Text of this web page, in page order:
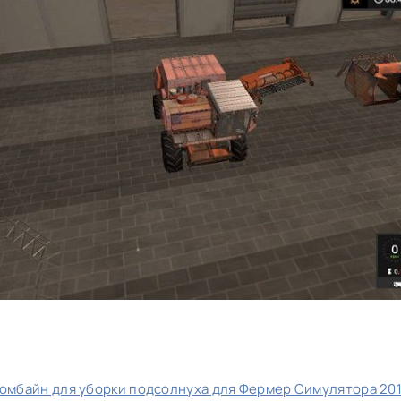
для уборки подсолнуха для Фермер Симулятора